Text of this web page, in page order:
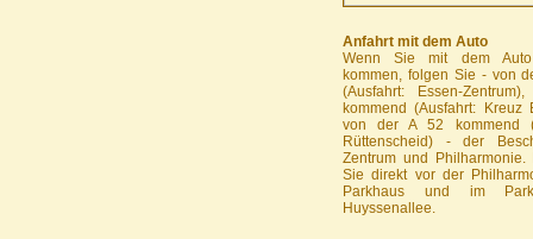
Anfahrt mit dem Auto
Wenn Sie mit dem
kommen, folgen Sie - von
(Ausfahrt: Essen-
kommend (Ausfahrt: Kreuz
von der A 52 kommend
Rüttenscheid) - der
Zentrum und Philharmonie.
Sie direkt vor der
Parkhaus und im
Huyssenallee.